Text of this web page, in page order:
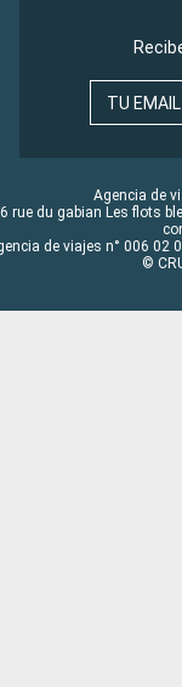
TU EMAIL
Agencia de
rue du gabian Les flots
de viajes n° 006 02
©